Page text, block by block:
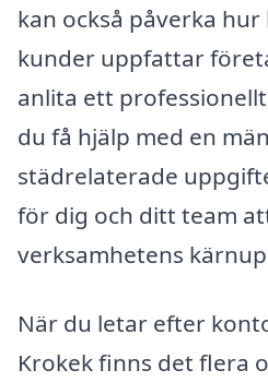
kan också påverka
kunder uppfattar
anlita ett
du få hjälp med en
städrelaterade
för dig och ditt team
verksamhetens
När du letar efter
Krokek finns det flera